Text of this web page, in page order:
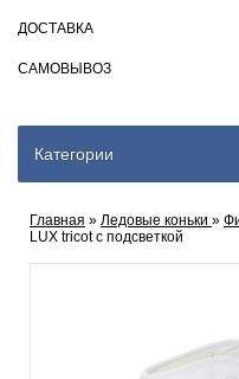
ДОСТАВКА
САМОВЫВОЗ
Категории
Главная » Ледовые коньки »
LUX tricot с подсветкой